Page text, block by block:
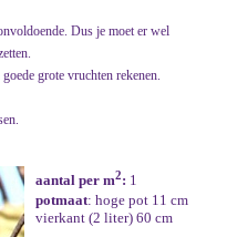
Dus je moet er wel
grote vruchten rekenen.
aantal per m2: 1
potmaat: hoge pot 11 cm
vierkant (2 liter) 60 cm